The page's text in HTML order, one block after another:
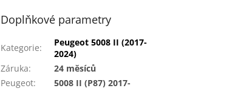
Doplňkové parametry
Kategorie:
Peugeot 5008 II (2017-
2024)
Záruka:
24 měsíců
Peugeot: 5008 II (P87) 2017-